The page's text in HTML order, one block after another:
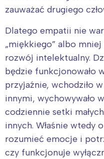
zauważać drugiego
Dlatego empatii nie
„miękkiego” albo
rozwój intelektualny.
będzie funkcjonowało
przyjaźnie, wchodziło
innymi, wychowywało
codziennie setki
innych. Właśnie wtedy
rozumieć emocje i
czy funkcjonuje